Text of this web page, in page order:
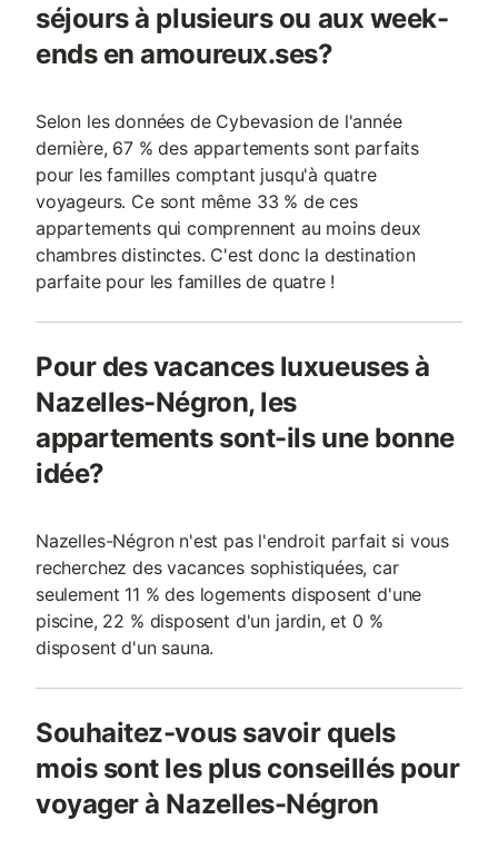
séjours à plusieurs ou aux week-
ends en amoureux.ses?
Selon les données de Cybevasion de l'année
dernière, 67 % des appartements sont parfaits
pour les familles comptant jusqu'à quatre
voyageurs. Ce sont même 33 % de ces
appartements qui comprennent au moins deux
chambres distinctes. C'est donc la destination
parfaite pour les familles de quatre !
Pour des vacances luxueuses à
Nazelles-Négron, les
appartements sont-ils une bonne
idée?
Nazelles-Négron n'est pas l'endroit parfait si vous
recherchez des vacances sophistiquées, car
seulement 11 % des logements disposent d'une
piscine, 22 % disposent d'un jardin, et 0 %
disposent d'un sauna.
Souhaitez-vous savoir quels
mois sont les plus conseillés pour
voyager à Nazelles-Négron